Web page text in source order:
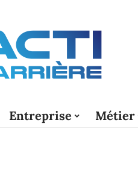
Entreprise Métier